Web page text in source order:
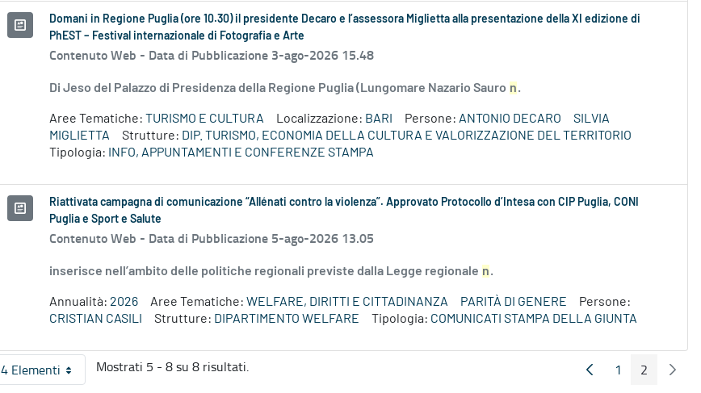
Domani in Regione Puglia (ore 10.30) il presidente Decaro e l’assessora Miglietta alla presentazione della XI edizione di
PhEST – Festival internazionale di Fotografia e Arte
Contenuto Web - Data di Pubblicazione 3-ago-2026 15.48
Di Jeso del Palazzo di Presidenza della Regione Puglia (Lungomare Nazario Sauro n.
Aree Tematiche: TURISMO E CULTURA Localizzazione: BARI Persone: ANTONIO DECARO
SILVIA
MIGLIETTA
Strutture: DIP. TURISMO, ECONOMIA DELLA CULTURA E VALORIZZAZIONE DEL TERRITORIO
Tipologia:
INFO, APPUNTAMENTI E CONFERENZE STAMPA
Riattivata campagna di comunicazione “Allénati contro la violenza”. Approvato Protocollo d’Intesa con CIP Puglia, CONI
Puglia e Sport e Salute
Contenuto Web - Data di Pubblicazione 5-ago-2026 13.05
inserisce nell’ambito delle politiche regionali previste dalla Legge regionale n.
Annualità: 2026 Aree Tematiche: WELFARE, DIRITTI E CITTADINANZA PARITÀ DI GENERE
Persone:
CRISTIAN CASILI
Strutture: DIPARTIMENTO WELFARE Tipologia: COMUNICATI STAMPA DELLA GIUNTA
4 ElementiPer pagina
Mostrati 5 - 8 su 8 risultati. Pagina Precedente
Pagina
1 Pagina
2